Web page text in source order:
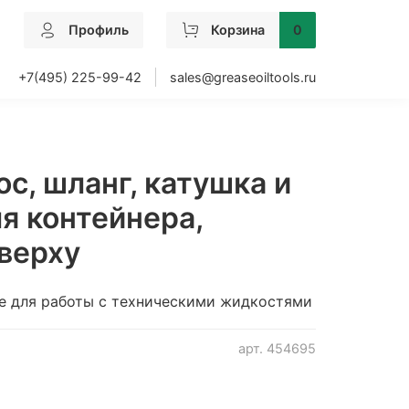
Профиль Корзина 0
+7(495) 225-99-42 sales@greaseoiltools.ru
арт. 454695
шланг, катушка и
контейнера,
для работы с техническими жидкостями